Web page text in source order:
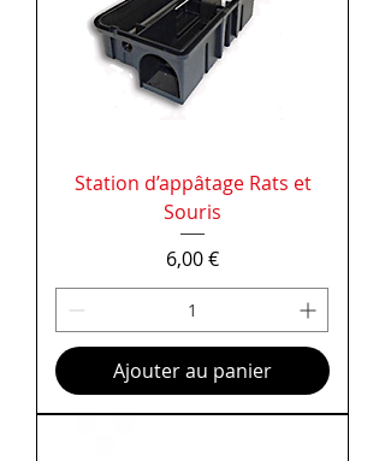
Station d’appâtage Rats et
Souris
Prix
6,00 €
Ajouter au panier